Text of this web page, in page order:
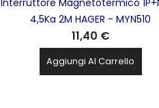
4,5Ka 2M HAGER - MYN510
11,40 €
Aggiungi Al Carrello